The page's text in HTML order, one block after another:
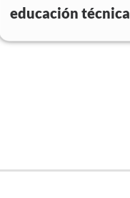
educación técnica